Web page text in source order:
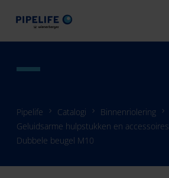
Pipelife Catalogi Binnenriolering
Geluidsarme hulpstukken en accessoires
Dubbele beugel M10